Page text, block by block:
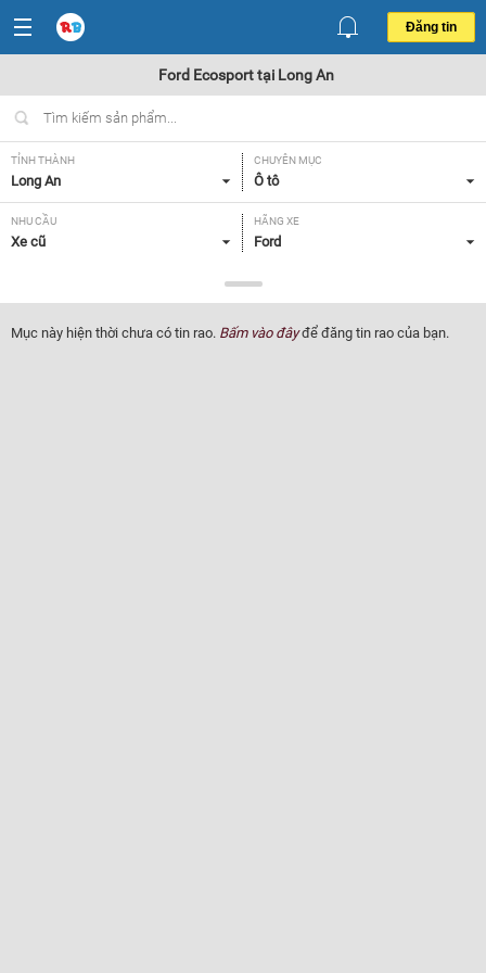
Đăng tin
Ford Ecosport tại Long An
TỈNH THÀNH
Long An
CHUYÊN MỤC
Ô tô
NHU CẦU
Xe cũ
HÃNG XE
Ford
Ecosport
NĂM SẢN XUẤT
Tất cả
GIÁ XE XUẤT XỨ
Mục này hiện thời chưa có tin rao. Bấm vào đâyđể đăng tin rao của bạn.